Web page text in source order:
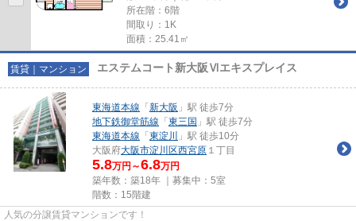
所在階：6階
間取り：1K
面積：25.41㎡
賃貸｜マンション エステムコート新大阪Ⅵエキスプレイス
東海道本線 「 新大阪 」駅 徒歩7分
地下鉄御堂筋線 「 東三国 」駅 徒歩7分
東海道本線 「 東淀川
」駅 徒歩10分
大阪府大阪市淀川区西宮原 １丁目
5.8万円～6.8万円
築年数：築18年 ｜募集中： 5室
階数：15階建
人気の分譲賃貸マンションです！